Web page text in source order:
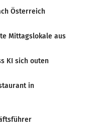
Österreich
Mittagslokale aus
KI sich outen
in